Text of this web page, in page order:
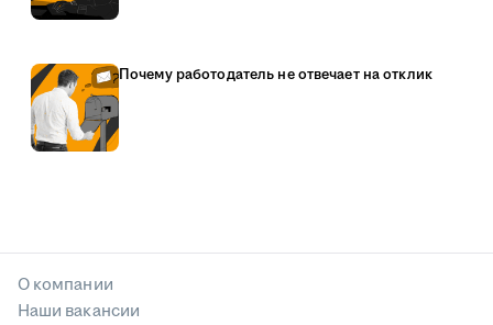
Почему работодатель не отвечает на отклик
О компании
Наши вакансии